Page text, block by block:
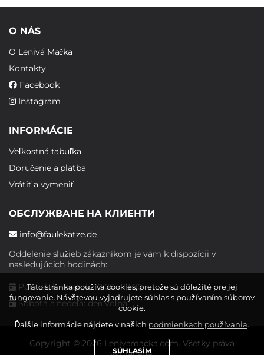
O NÁS
O Lenivá Mačka
Kontakty
Facebook
Instagram
INFORMÁCIE
Veľkostná tabuľka
Doručenie a platba
Vrátiť a vymeniť
ОБСЛУЖВАНЕ НА КЛИЕНТИ
info@faulekatze.de
Oddelenie služieb zákazníkom je vám k dispozícii v
nasledujúcich hodinách:
Pondelok - piatok: 10:00 - 19:00
Sobota a nedeľa: deň voľna
Copyright © 2026 Lenivamacka.com. Všetky práva
Táto stránka používa cookies, pretože sú dôležité pre jej
fungovanie. Návštevou vyjadrujete súhlas s používaním súborov
cookie.
Ďalšie informácie nájdete v našich podmienkach používania.
SÚHLASÍM